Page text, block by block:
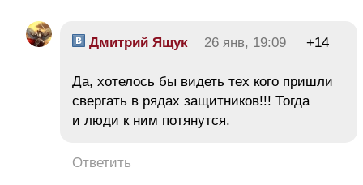
Дмитрий Ящук 26 янв, 19:09 +14
Да, хотелось бы видеть тех кого пришли
свергать в рядах защитников!!! Тогда
и люди к ним потянутся.
Ответить